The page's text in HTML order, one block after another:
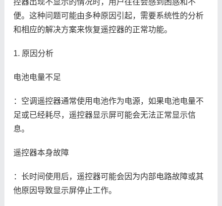
控器出现不显示的情况时，用户往往会感到困惑和不
便。这种问题可能由多种原因引起，需要系统性的分析
和相应的解决方案来恢复遥控器的正常功能。
1. 原因分析
电池电量不足
：空调遥控器通常使用电池作为电源，如果电池电量不
足或已经耗尽，遥控器显示屏可能会无法正常显示信
息。
遥控器本身故障
：长时间使用后，遥控器可能会因为内部电路故障或其
他原因导致显示屏停止工作。